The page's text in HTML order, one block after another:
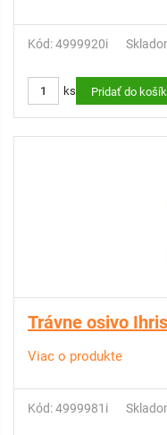
Kód: 4999920i
ks Pridať do
Trávne osivo
Viac o produkte
Kód: 4999981i